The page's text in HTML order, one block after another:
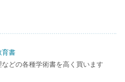
育書
どの各種学術書を高く買います